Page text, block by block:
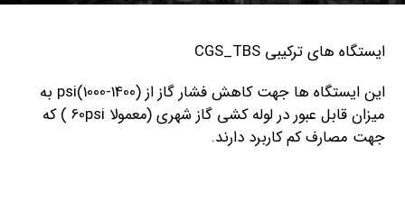
ایستگاه های ترکیبی CGS_TBS
این ایستگاه ها جهت کاهش فشار گاز از (1400-1000)psi به
میزان قابل عبور در لوله کشی گاز شهری (معمولا 60psi ) که
جهت مصارف کم کاربرد دارند.